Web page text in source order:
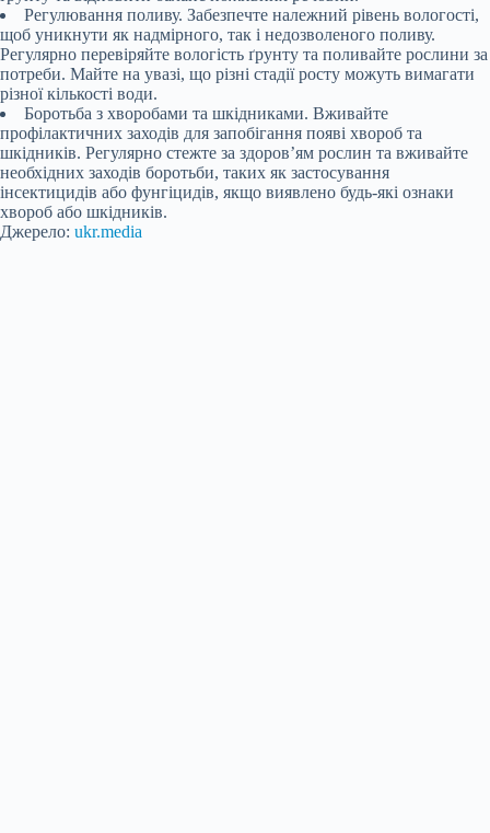
Регулювання поливу. Забезпечте належний рівень вологості,
щоб уникнути як надмірного, так і недозволеного поливу.
Регулярно перевіряйте вологість ґрунту та поливайте рослини за
потреби. Майте на увазі, що різні стадії росту можуть вимагати
різної кількості води.
Боротьба з хворобами та шкідниками. Вживайте
профілактичних заходів для запобігання появі хвороб та
шкідників. Регулярно стежте за здоров’ям рослин та вживайте
необхідних заходів боротьби, таких як застосування
інсектицидів або фунгіцидів, якщо виявлено будь-які ознаки
хвороб або шкідників.
Джерело: ukr.media